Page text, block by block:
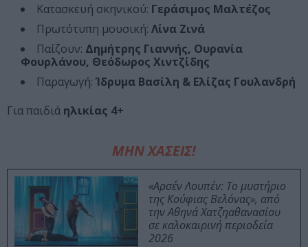
Κατασκευή σκηνικού: Γεράσιμος Μαλτέζος
Πρωτότυπη μουσική: Λίνα Ζινά
Παίζουν: Δημήτρης Γιαννής, Ουρανία
Φουρλάνου, Θεόδωρος Χιντζίδης
Παραγωγή: Ίδρυμα Βασίλη & Ελίζας Γουλανδρή
Για παιδιά ηλικίας 4+
ΜΗΝ ΧΑΣΕΙΣ!
«Αρσέν Λουπέν: Το μυστήριο
της Κούφιας Βελόνας», από
την Αθηνά Χατζηαθανασίου
σε καλοκαιρινή περιοδεία
2026